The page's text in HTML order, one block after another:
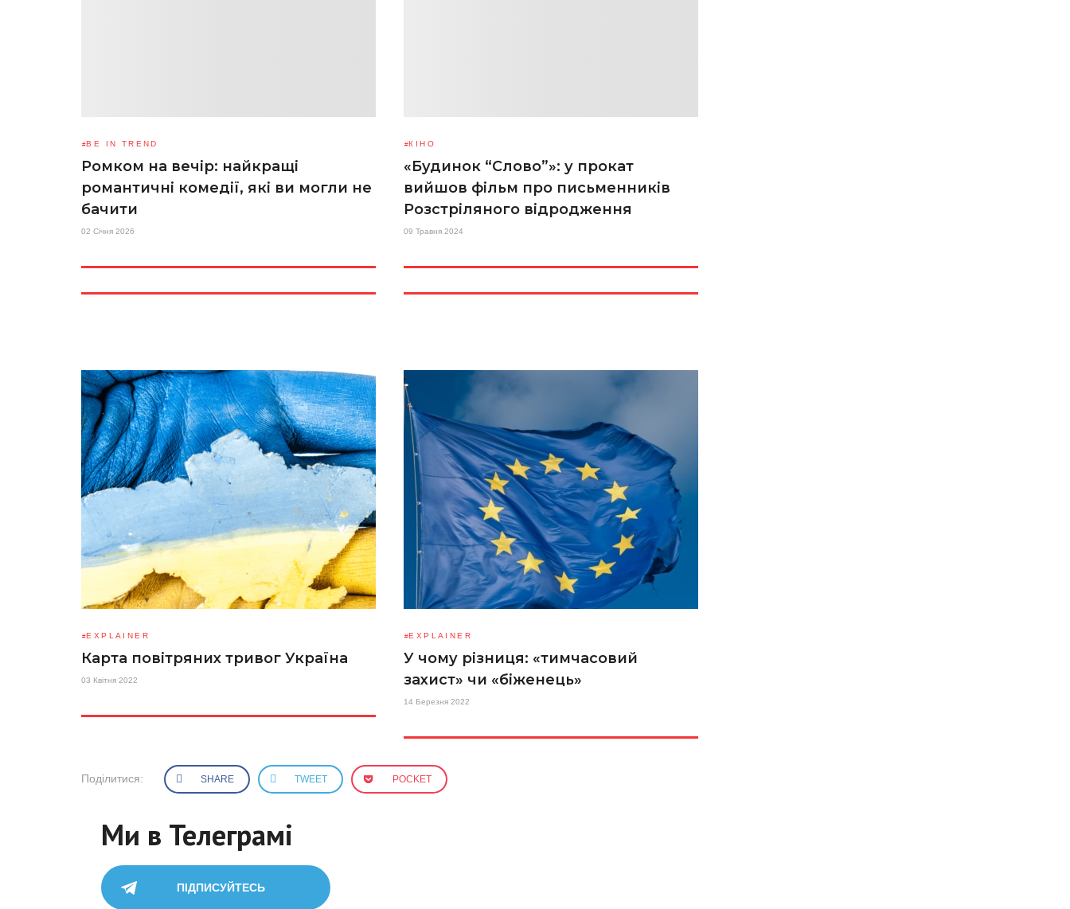
BE IN TREND
Ромком на вечір: найкращі
романтичні комедії, які ви могли не
бачити
02 Січня 2026
КІНО
«Будинок “Слово”»: у прокат
вийшов фільм про письменників
Розстріляного відродження
09 Травня 2024
EXPLAINER
Карта повітряних тривог Україна
03 Квітня 2022
EXPLAINER
У чому різниця: «тимчасовий
захист» чи «біженець»
14 Березня 2022
Поділитися: SHARE TWEET POCKET
Ми в Телеграмі
ПІДПИСУЙТЕСЬ